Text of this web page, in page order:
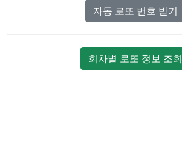
자동 로또 번호 받기
회차별 로또 정보 조회